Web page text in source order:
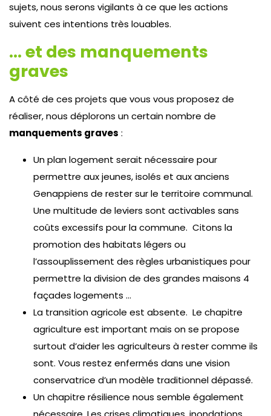
sujets, nous serons vigilants à ce que les actions
suivent ces intentions très louables.
… et des manquements
graves
A côté de ces projets que vous vous proposez de
réaliser, nous déplorons un certain nombre de
manquements graves :
Un plan logement serait nécessaire pour
permettre aux jeunes, isolés et aux anciens
Genappiens de rester sur le territoire communal.
Une multitude de leviers sont activables sans
coûts excessifs pour la commune. Citons la
promotion des habitats légers ou
l’assouplissement des règles urbanistiques pour
permettre la division de des grandes maisons 4
façades logements …
La transition agricole est absente. Le chapitre
agriculture est important mais on se propose
surtout d’aider les agriculteurs à rester comme ils
sont. Vous restez enfermés dans une vision
conservatrice d’un modèle traditionnel dépassé.
Un chapitre résilience nous semble également